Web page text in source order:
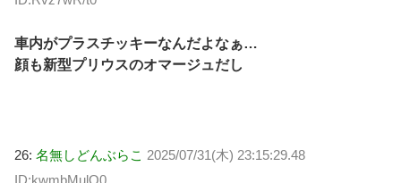
車内がプラスチッキーなんだよなぁ…
顔も新型プリウスのオマージュだし
26: 名無しどんぶらこ 2025/07/31(木) 23:15:29.48
ID:kwmbMulO0